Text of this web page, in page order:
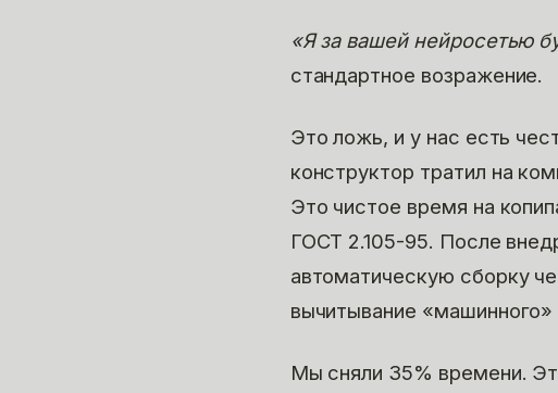
«Я за вашей нейросетью
стандартное возражение.
Это ложь, и у нас есть
конструктор тратил на
Это чистое время на
ГОСТ 2.105-95. После
автоматическую сборку
вычитывание «машинного»
Мы сняли 35% времени.